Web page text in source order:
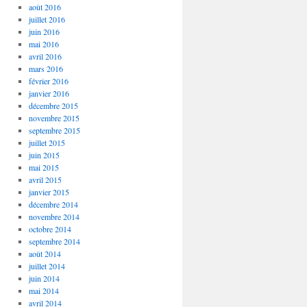
août 2016
juillet 2016
juin 2016
mai 2016
avril 2016
mars 2016
février 2016
janvier 2016
décembre 2015
novembre 2015
septembre 2015
juillet 2015
juin 2015
mai 2015
avril 2015
janvier 2015
décembre 2014
novembre 2014
octobre 2014
septembre 2014
août 2014
juillet 2014
juin 2014
mai 2014
avril 2014